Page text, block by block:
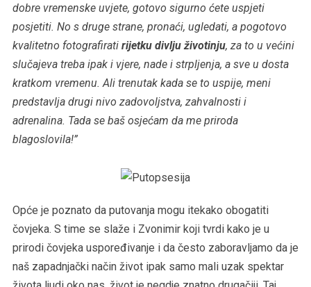
dobre vremenske uvjete, gotovo sigurno ćete uspjeti
posjetiti. No s druge strane, pronaći, ugledati, a pogotovo
kvalitetno fotografirati rijetku divlju životinju, za to u većini
slučajeva treba ipak i vjere, nade i strpljenja, a sve u dosta
kratkom vremenu. Ali trenutak kada se to uspije, meni
predstavlja drugi nivo zadovoljstva, zahvalnosti i
adrenalina. Tada se baš osjećam da me priroda
blagoslovila!”
Opće je poznato da putovanja mogu itekako obogatiti
čovjeka. S time se slaže i Zvonimir koji tvrdi kako je u
prirodi čovjeka uspoređivanje i da često zaboravljamo da je
naš zapadnjački način život ipak samo mali uzak spektar